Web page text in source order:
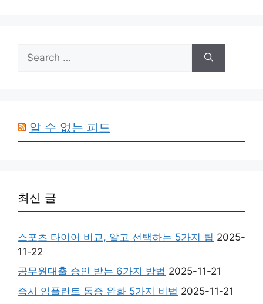
for:
알 수 없는 피드
최신 글
스포츠 타이어 비교, 알고 선택하는 5가지 팁 2025-
11-22
공무원대출 승인 받는 6가지 방법 2025-11-21
즉시 임플란트 통증 완화 5가지 비법 2025-11-21